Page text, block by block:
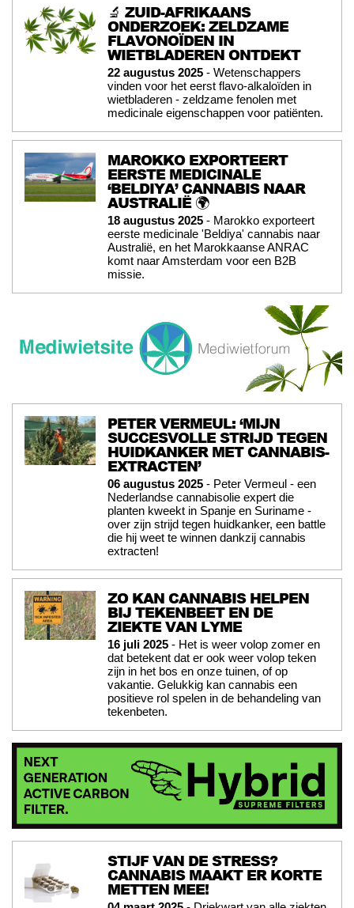
🔬 ZUID-AFRIKAANS
ONDERZOEK: ZELDZAME
FLAVONOÏDEN IN
WIETBLADEREN ONTDEKT
22 augustus 2025 - Wetenschappers
vinden voor het eerst flavo-alkaloïden in
wietbladeren - zeldzame fenolen met
medicinale eigenschappen voor patiënten.
MAROKKO EXPORTEERT
EERSTE MEDICINALE
‘BELDIYA’ CANNABIS NAAR
AUSTRALIË 🌍
18 augustus 2025 - Marokko exporteert
eerste medicinale 'Beldiya' cannabis naar
Australië, en het Marokkaanse ANRAC
komt naar Amsterdam voor een B2B
missie.
PETER VERMEUL: ‘MIJN
SUCCESVOLLE STRIJD TEGEN
HUIDKANKER MET CANNABIS-
EXTRACTEN’
06 augustus 2025 - Peter Vermeul - een
Nederlandse cannabisolie expert die
planten kweekt in Spanje en Suriname -
over zijn strijd tegen huidkanker, een battle
die hij weet te winnen dankzij cannabis
extracten!
ZO KAN CANNABIS HELPEN
BIJ TEKENBEET EN DE
ZIEKTE VAN LYME
16 juli 2025 - Het is weer volop zomer en
dat betekent dat er ook weer volop teken
zijn in het bos en onze tuinen, of op
vakantie. Gelukkig kan cannabis een
positieve rol spelen in de behandeling van
tekenbeten.
STIJF VAN DE STRESS?
CANNABIS MAAKT ER KORTE
METTEN MEE!